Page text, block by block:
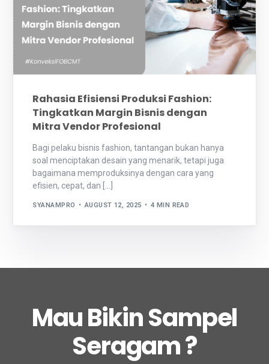
Rahasia Efisiensi Produksi Fashion:
Tingkatkan Margin Bisnis dengan
Mitra Vendor Profesional
Bagi pelaku bisnis fashion, tantangan bukan hanya
soal menciptakan desain yang menarik, tetapi juga
bagaimana memproduksinya dengan cara yang
efisien, cepat, dan […]
SYANAMPRO AUGUST 12, 2025 4 MIN READ
Mau Bikin Sampel
Seragam ?